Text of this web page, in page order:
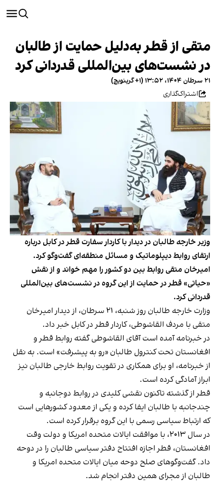
متقی از قطر به‌دلیل حمایت از طالبان
در نشست‌های بین‌المللی قدردانی کرد
۲۱ سرطان ۱۴۰۴، ۱۳:۵۲ (‎+۱ گرینویچ)
اشتراک‌گذاری
وزیر خارجه طالبان در دیدار با کاردار سفارت قطر در کابل درباره
ارتقای روابط دیپلوماتیک و مسائل منطقه‌ای گفت‌وگو کرد.
امیرخان متقی روابط بین دو کشور را مهم خواند و از نقش
«حیاتی» قطر در حمایت از این گروه در نشست‌های بین‌المللی
قدردانی کرد.
وزارت خارجه طالبان روز شنبه، ۲۱ سرطان، از دیدار امیرخان
متقی با مردف القاشوطی، کاردار قطر در کابل خبر داد.
در خبرنامه آمده است آقای القاشوطی گفته روابط قطر و
افغانستان تحت کنترول طالبان «رو به پیشرفت» است. به نقل
از خبرنامه، او برای همکاری در تقویت روابط خارجی طالبان نیز
ابراز آمادگی کرده است.
قطر از گذشته تاکنون نقشی کلیدی در روابط دوجانبه و
چندجانبه با طالبان ایفا کرده و یکی از معدود کشورهایی است
که ارتباط سیاسی رسمی با این گروه برقرار کرده است.
در سال ۲۰۱۳، با موافقت ایالات متحده امریکا و دولت وقت
افغانستان، قطر اجازه افتتاح دفتر سیاسی طالبان را در دوحه
داد. گفت‌وگوهای صلح دوحه میان ایالات متحده امریکا و
طالبان از مجرای همین دفتر انجام شد.